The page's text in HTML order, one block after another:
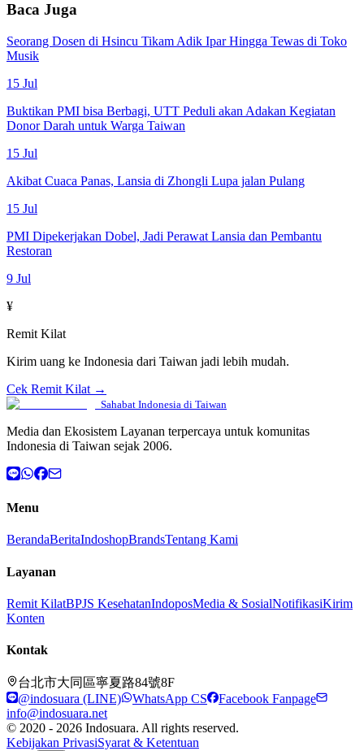
Baca Juga
Seorang Dosen di Hsincu Tikam Adik Ipar Hingga Tewas di Toko
Musik
15 Jul
Buktikan PMI bisa Berbagi, UTT Peduli akan Adakan Kegiatan
Donor Darah untuk Warga Taiwan
15 Jul
Akibat Cuaca Panas, Lansia di Zhongli Lupa jalan Pulang
15 Jul
PMI Dipekerjakan Dobel, Jadi Perawat Lansia dan Pembantu
Restoran
9 Jul
¥
Remit Kilat
Kirim uang ke Indonesia dari Taiwan jadi lebih mudah.
Cek Remit Kilat →
Sahabat Indonesia di Taiwan
Media dan Ekosistem Layanan terpercaya untuk komunitas
Indonesia di Taiwan sejak 2006.
Menu
BerandaBeritaIndoshopBrandsTentang Kami
Layanan
Remit KilatBPJS KesehatanIndoposMedia & SosialNotifikasiKirim
Konten
Kontak
台北市大同區寧夏路84號8F
@indosuara (LINE)
WhatsApp CS
Facebook Fanpage
info@indosuara.net
© 2020 - 2026 Indosuara. All rights reserved.
Kebijakan PrivasiSyarat & Ketentuan